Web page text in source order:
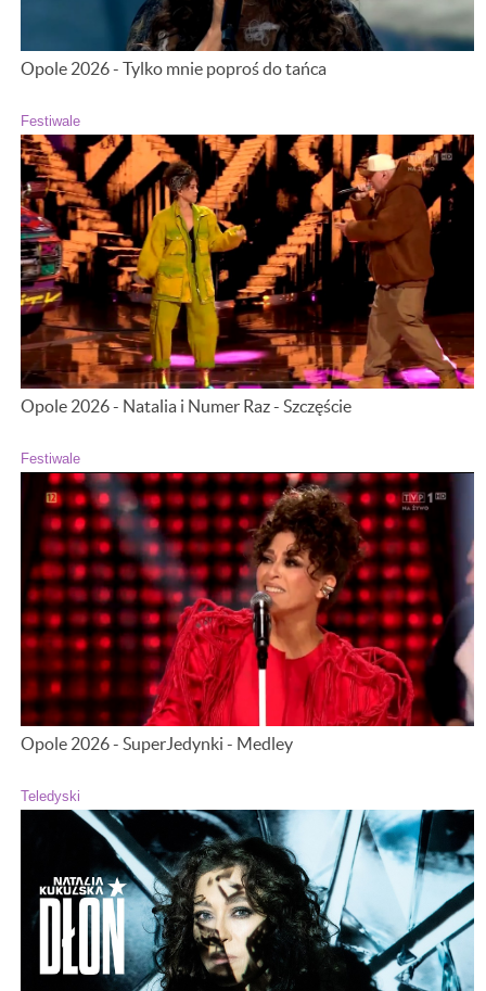
Opole 2026 - Tylko mnie poproś do tańca
Festiwale
Opole 2026 - Natalia i Numer Raz - Szczęście
Festiwale
Opole 2026 - SuperJedynki - Medley
Teledyski